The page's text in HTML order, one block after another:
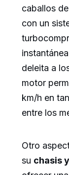
caballos
con un
deleita a
motor
km/h en
entre los
Otro
su chasis